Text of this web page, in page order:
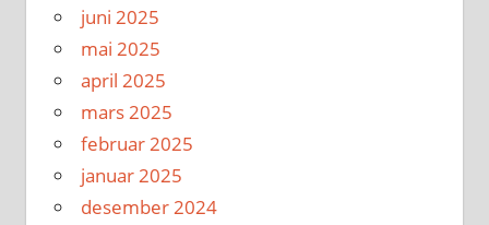
juni 2025
mai 2025
april 2025
mars 2025
februar 2025
januar 2025
desember 2024